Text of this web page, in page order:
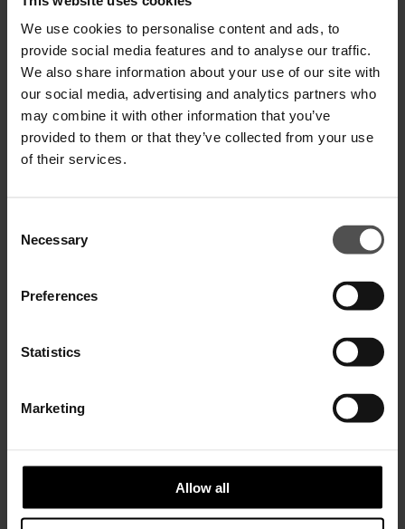
We use cookies to personalise content and ads, to
provide social media features and to analyse our traffic.
We also share information about your use of our site with
our social media, advertising and analytics partners who
may combine it with other information that you’ve
provided to them or that they’ve collected from your use
of their services.
Selection
Necessary
Preferences
Statistics
Marketing
Allow all
Zahlen Sie in 3 oder 4 Raten ohne Zinsen
VERSAND UND RETOUREN
TECHNISCHE SPEZIFIKATIONEN
VERVOLLSTÄNDIGEN SIE IHREN LOOK